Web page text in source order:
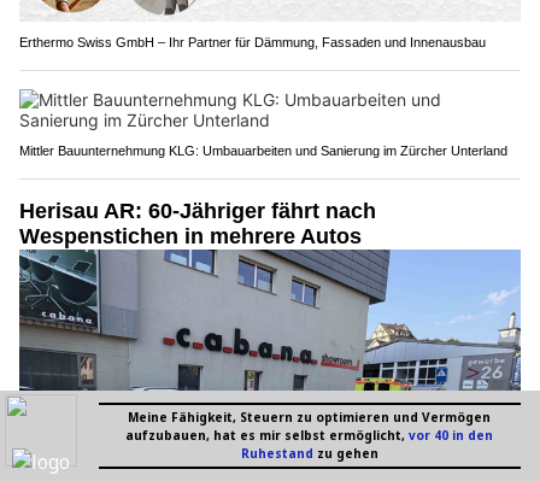
Erthermo Swiss GmbH – Ihr Partner für Dämmung, Fassaden und Innenausbau
Mittler Bauunternehmung KLG: Umbauarbeiten und Sanierung im Zürcher Unterland
Herisau AR: 60-Jähriger fährt nach
Wespenstichen in mehrere Autos